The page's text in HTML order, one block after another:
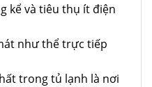
kể và tiêu thụ ít điện
như thể trực tiếp
trong tủ lạnh là nơi